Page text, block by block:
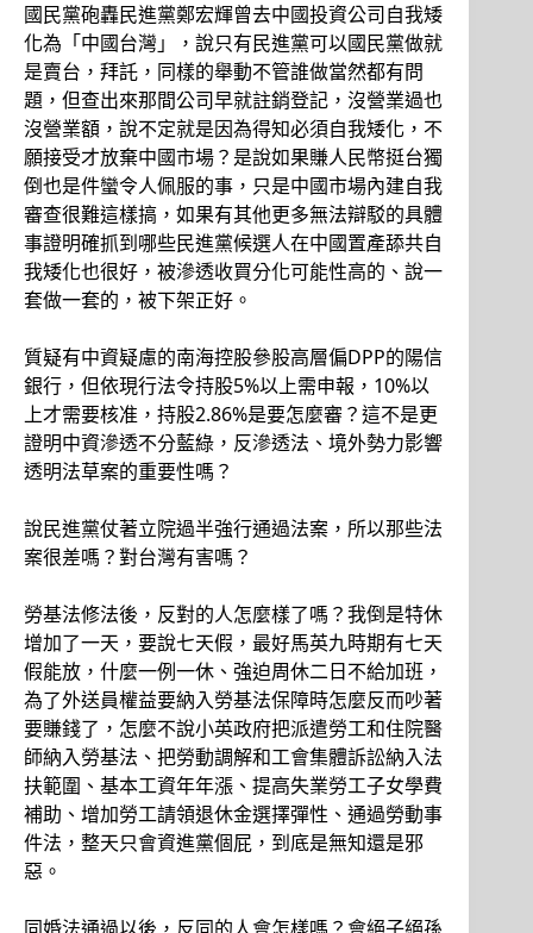
國民黨砲轟民進黨鄭宏輝曾去中國投資公司自我矮
化為「中國台灣」，說只有民進黨可以國民黨做就
是賣台，拜託，同樣的舉動不管誰做當然都有問
題，但查出來那間公司早就註銷登記，沒營業過也
沒營業額，說不定就是因為得知必須自我矮化，不
願接受才放棄中國市場？是說如果賺人民幣挺台獨
倒也是件蠻令人佩服的事，只是中國市場內建自我
審查很難這樣搞，如果有其他更多無法辯駁的具體
事證明確抓到哪些民進黨候選人在中國置產舔共自
我矮化也很好，被滲透收買分化可能性高的、說一
套做一套的，被下架正好。
質疑有中資疑慮的南海控股參股高層偏DPP的陽信
銀行，但依現行法令持股5%以上需申報，10%以
上才需要核准，持股2.86%是要怎麼審？這不是更
證明中資滲透不分藍綠，反滲透法、境外勢力影響
透明法草案的重要性嗎？
說民進黨仗著立院過半強行通過法案，所以那些法
案很差嗎？對台灣有害嗎？
勞基法修法後，反對的人怎麼樣了嗎？我倒是特休
增加了一天，要說七天假，最好馬英九時期有七天
假能放，什麼一例一休、強迫周休二日不給加班，
為了外送員權益要納入勞基法保障時怎麼反而吵著
要賺錢了，怎麼不說小英政府把派遣勞工和住院醫
師納入勞基法、把勞動調解和工會集體訴訟納入法
扶範圍、基本工資年年漲、提高失業勞工子女學費
補助、增加勞工請領退休金選擇彈性、通過勞動事
件法，整天只會資進黨個屁，到底是無知還是邪
惡。